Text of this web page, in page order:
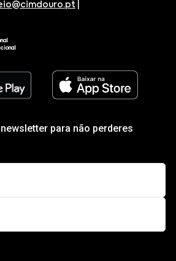
para não perderes